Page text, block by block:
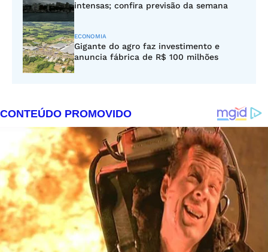
intensas; confira previsão da semana
ECONOMIA
Gigante do agro faz investimento e
anuncia fábrica de R$ 100 milhões